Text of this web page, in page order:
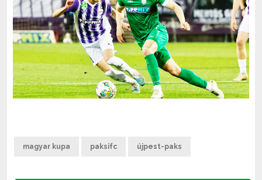
magyar kupa paksifc újpest-paks